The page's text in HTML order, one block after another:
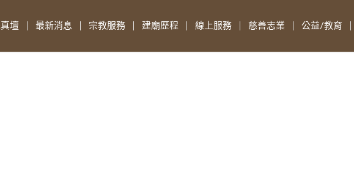
壇 最新消息 宗教服務 建廟歷程 線上服務 慈善志業 公益/教育